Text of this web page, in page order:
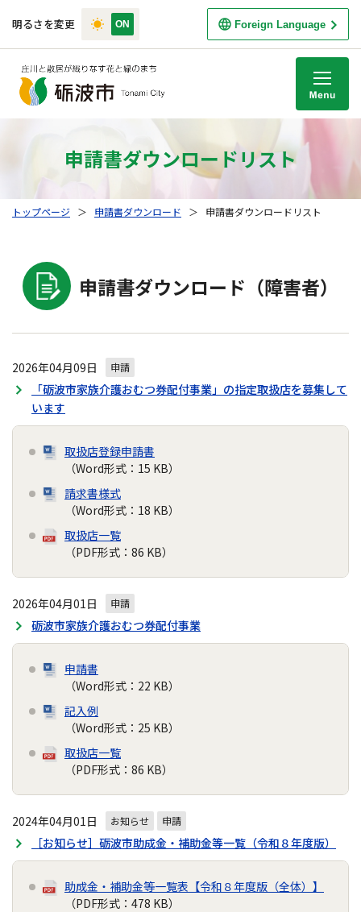
明るさを変更 Foreign Language
申請書ダウンロードリスト
トップページ ＞ 申請書ダウンロード ＞ 申請書ダウンロードリスト
申請書ダウンロード（障害者）
2026年04月09日 申請
「砺波市家族介護おむつ券配付事業」の指定取扱店を募集して
います
取扱店登録申請書
（Word形式：15 KB）
請求書様式
（Word形式：18 KB）
取扱店一覧
（PDF形式：86 KB）
2026年04月01日 申請
砺波市家族介護おむつ券配付事業
申請書
（Word形式：22 KB）
記入例
（Word形式：25 KB）
取扱店一覧
（PDF形式：86 KB）
2024年04月01日 お知らせ 申請
［お知らせ］砺波市助成金・補助金等一覧（令和８年度版）
助成金・補助金等一覧表【令和８年度版（全体）】
（PDF形式：478 KB）